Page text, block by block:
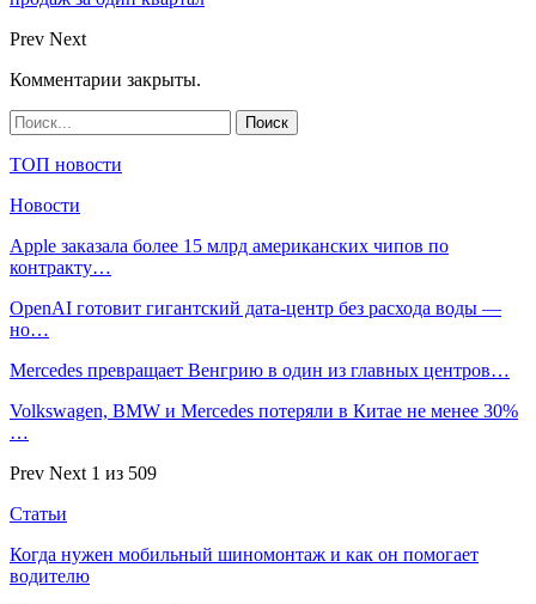
Prev Next
Комментарии закрыты.
ТОП новости
Новости
Apple заказала более 15 млрд американских чипов по
контракту…
OpenAI готовит гигантский дата-центр без расхода воды —
но…
Mercedes превращает Венгрию в один из главных центров…
Volkswagen, BMW и Mercedes потеряли в Китае не менее 30%
…
Prev Next 1 из 509
Статьи
Когда нужен мобильный шиномонтаж и как он помогает
водителю